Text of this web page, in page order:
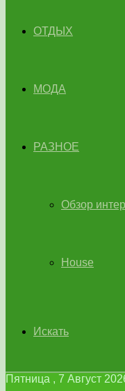
ОТДЫХ
МОДА
РАЗНОЕ
Обзор
House
Искать
Пятница , 7 Август